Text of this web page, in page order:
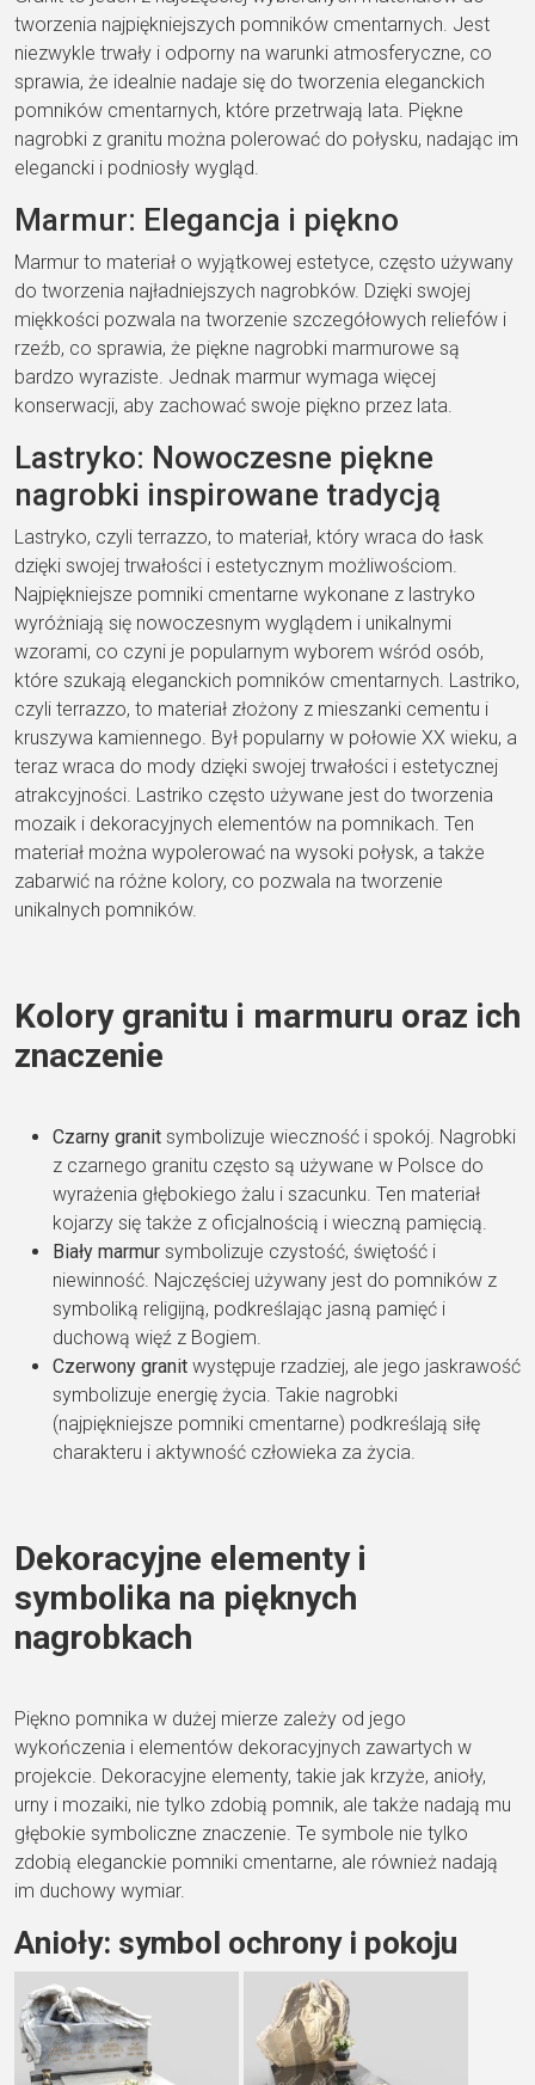
tworzenia najpiękniejszych pomników cmentarnych. Jest
niezwykle trwały i odporny na warunki atmosferyczne, co
sprawia, że idealnie nadaje się do tworzenia eleganckich
pomników cmentarnych, które przetrwają lata. Piękne
nagrobki z granitu można polerować do połysku, nadając im
elegancki i podniosły wygląd.
Marmur: Elegancja i piękno
Marmur to materiał o wyjątkowej estetyce, często używany
do tworzenia najładniejszych nagrobków. Dzięki swojej
miękkości pozwala na tworzenie szczegółowych reliefów i
rzeźb, co sprawia, że piękne nagrobki marmurowe są
bardzo wyraziste. Jednak marmur wymaga więcej
konserwacji, aby zachować swoje piękno przez lata.
Lastryko: Nowoczesne piękne
nagrobki inspirowane tradycją
Lastryko, czyli terrazzo, to materiał, który wraca do łask
dzięki swojej trwałości i estetycznym możliwościom.
Najpiękniejsze pomniki cmentarne wykonane z lastryko
wyróżniają się nowoczesnym wyglądem i unikalnymi
wzorami, co czyni je popularnym wyborem wśród osób,
które szukają eleganckich pomników cmentarnych. Lastriko,
czyli terrazzo, to materiał złożony z mieszanki cementu i
kruszywa kamiennego. Był popularny w połowie XX wieku, a
teraz wraca do mody dzięki swojej trwałości i estetycznej
atrakcyjności. Lastriko często używane jest do tworzenia
mozaik i dekoracyjnych elementów na pomnikach. Ten
materiał można wypolerować na wysoki połysk, a także
zabarwić na różne kolory, co pozwala na tworzenie
unikalnych pomników.
Kolory granitu i marmuru oraz ich
znaczenie
Czarny granit symbolizuje wieczność i spokój. Nagrobki
z czarnego granitu często są używane w Polsce do
wyrażenia głębokiego żalu i szacunku. Ten materiał
kojarzy się także z oficjalnością i wieczną pamięcią.
Biały marmur symbolizuje czystość, świętość i
niewinność. Najczęściej używany jest do pomników z
symboliką religijną, podkreślając jasną pamięć i
duchową więź z Bogiem.
Czerwony granit występuje rzadziej, ale jego jaskrawość
symbolizuje energię życia. Takie nagrobki
(najpiękniejsze pomniki cmentarne) podkreślają siłę
charakteru i aktywność człowieka za życia.
Dekoracyjne elementy i
symbolika na pięknych
nagrobkach
Piękno pomnika w dużej mierze zależy od jego
wykończenia i elementów dekoracyjnych zawartych w
projekcie. Dekoracyjne elementy, takie jak krzyże, anioły,
urny i mozaiki, nie tylko zdobią pomnik, ale także nadają mu
głębokie symboliczne znaczenie. Te symbole nie tylko
zdobią eleganckie pomniki cmentarne, ale również nadają
im duchowy wymiar.
Anioły: symbol ochrony i pokoju